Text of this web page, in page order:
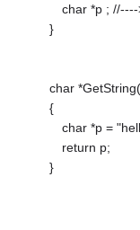
char *p ; //----
}
char
{
char *p =
return p;
}